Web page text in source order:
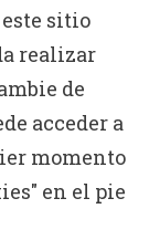
sitio
realizar
de
acceder a
momento
en el pie